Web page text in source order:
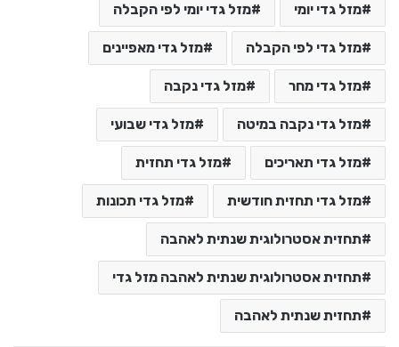
מזל גדי יומי מזל גדי יומי לפי הקבלה
מזל גדי לפי הקבלה מזל גדי מאפיינים
מזל גדי מחר מזל גדי נקבה
מזל גדי נקבה במיטה מזל גדי שבועי
מזל גדי תאריכים מזל גדי תחזית
מזל גדי תחזית חודשית מזל גדי תכונות
תחזית אסטרולוגית שנתית לאהבה
תחזית אסטרולוגית שנתית לאהבה מזל גדי
תחזית שנתית לאהבה